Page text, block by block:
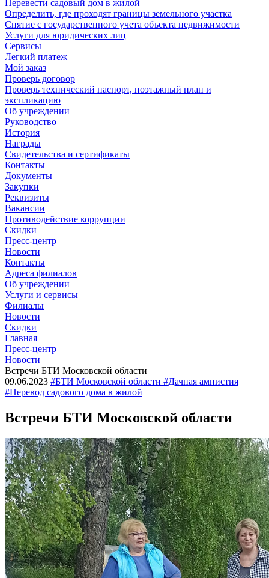
Перевести садовый дом в жилой
Определить, где проходят границы земельного участка
Снятие с государственного учета объекта недвижимости
Услуги для юридических лиц
Сервисы
Легкий платеж
Мой заказ
Проверь договор
Проверь технический паспорт, поэтажный план и
экспликацию
Об учреждении
Руководство
История
Награды
Свидетельства и сертификаты
Контакты
Документы
Закупки
Реквизиты
Вакансии
Противодействие коррупции
Скидки
Пресс-центр
Новости
Контакты
Адреса филиалов
Об учреждении
Услуги и сервисы
Филиалы
Новости
Скидки
Главная
Пресс-центр
Новости
Встречи БТИ Московской области
09.06.2023 #БТИ Московской области #Дачная амнистия
#Перевод садового дома в жилой
Встречи БТИ Московской области